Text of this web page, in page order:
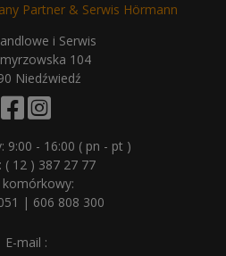
Partner & Serwis Hörmann
i Serwis
104
Niedźwiedź
9:00 - 16:00 ( pn - pt )
( 12 ) 387 27 77
komórkowy:
| 606 808 300
E-mail :